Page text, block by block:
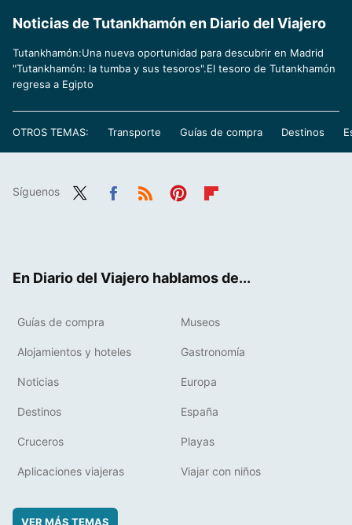
Noticias de Tutankhamón en Diario del Viajero
Tutankhamón:Una nueva oportunidad para descubrir en Madrid
"Tutankhamón: la tumba y sus tesoros".El tesoro de Tutankhamón
regresa a Egipto
OTROS TEMAS: Transporte Guías de compra Destinos
Síguenos
En Diario del Viajero hablamos de...
Guías de compra Museos
Alojamientos y hoteles Gastronomía
Noticias Europa
Destinos España
Cruceros Playas
Aplicaciones viajeras Viajar con niños
VER MÁS TEMAS